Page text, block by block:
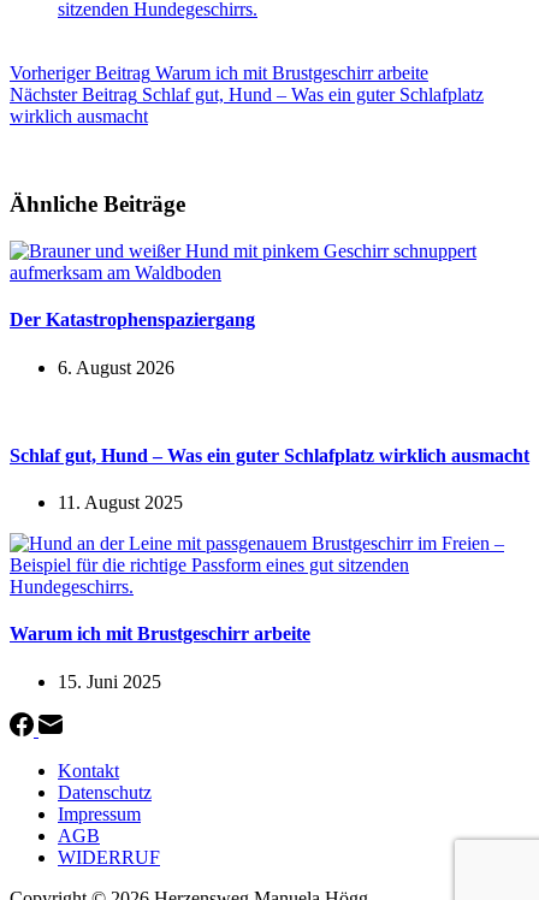
VorherigerBeitrag Warum ich mit Brustgeschirr arbeite
NächsterBeitrag Schlaf gut, Hund – Was ein guter Schlafplatz
wirklich ausmacht
Ähnliche Beiträge
Der Katastrophenspaziergang
6. August 2026
Schlaf gut, Hund – Was ein guter Schlafplatz wirklich ausmacht
11. August 2025
Warum ich mit Brustgeschirr arbeite
15. Juni 2025
Kontakt
Datenschutz
Impressum
AGB
WIDERRUF